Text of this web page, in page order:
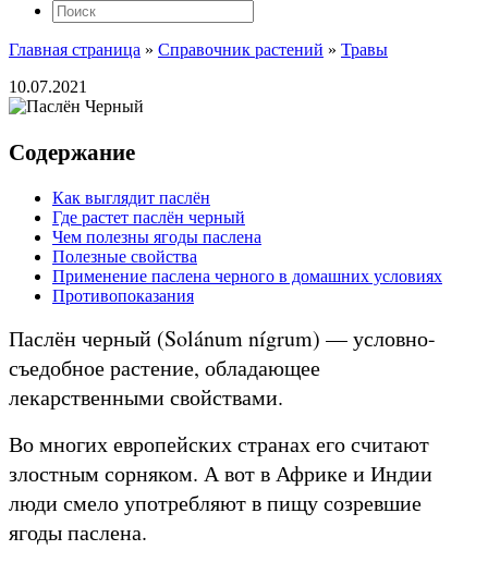
Главная страница » Справочник растений » Травы
10.07.2021
Содержание
Как выглядит паслён
Где растет паслён черный
Чем полезны ягоды паслена
Полезные свойства
Применение паслена черного в домашних условиях
Противопоказания
Паслён черный (Solánum nígrum) — условно-
съедобное растение, обладающее
лекарственными свойствами.
Во многих европейских странах его считают
злостным сорняком. А вот в Африке и Индии
люди смело употребляют в пищу созревшие
ягоды паслена.